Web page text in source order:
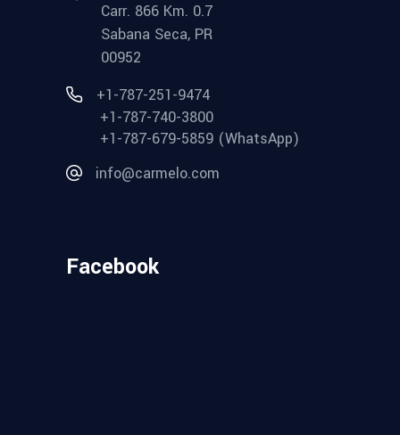
Carr. 866 Km. 0.7
Sabana Seca, PR
00952
+1-787-251-9474
+1-787-740-3800
+1-787-679-5859 (WhatsApp)
info@carmelo.com
Facebook